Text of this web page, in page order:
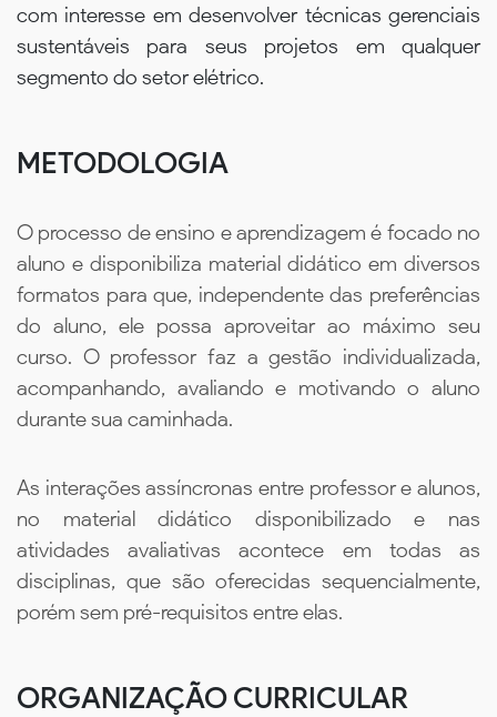
com interesse em desenvolver técnicas gerenciais
sustentáveis para seus projetos em qualquer
segmento do setor elétrico.
METODOLOGIA
O processo de ensino e aprendizagem é focado no
aluno e disponibiliza material didático em diversos
formatos para que, independente das preferências
do aluno, ele possa aproveitar ao máximo seu
curso. O professor faz a gestão individualizada,
acompanhando, avaliando e motivando o aluno
durante sua caminhada.
As interações assíncronas entre professor e alunos,
no material didático disponibilizado e nas
atividades avaliativas acontece em todas as
disciplinas, que são oferecidas sequencialmente,
porém sem pré-requisitos entre elas.
ORGANIZAÇÃO CURRICULAR